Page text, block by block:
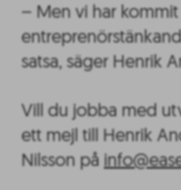
– Men vi har kommit
satsa, säger Henrik
Vill du jobba med
ett mejl till Henrik
Nilsson på